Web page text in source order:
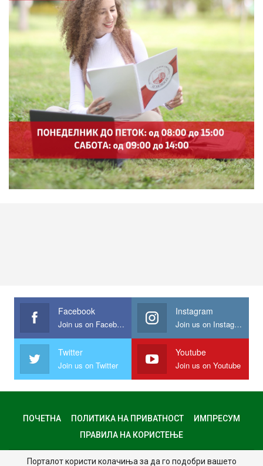
Facebook
Join us on Facebook
Instagram
Join us on Instagram
Twitter
Join us on Twitter
Youtube
Join us on Youtube
ПОЧЕТНА ПОЛИТИКА НА ПРИВАТНОСТ
ИМПРЕСУМ
ПРАВИЛА НА КОРИСТЕЊЕ
Порталот користи колачиња за да го подобри вашето